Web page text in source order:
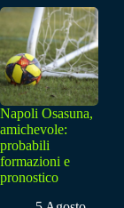
Napoli Osasuna,
amichevole:
probabili
formazioni e
pronostico